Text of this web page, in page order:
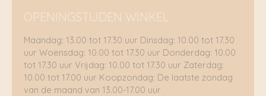
OPENINGSTIJDEN WINKEL
Maandag: 13.00 tot 17.30 uur Dinsdag: 10.00 tot 17.30
uur Woensdag: 10.00 tot 17.30 uur Donderdag: 10.00
tot 17.30 uur Vrijdag: 10.00 tot 17.30 uur Zaterdag:
10.00 tot 17.00 uur Koopzondag: De laatste zondag
van de maand van 13.00-17.00 uur